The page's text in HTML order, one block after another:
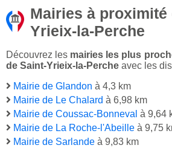
Mairies à proximité
Yrieix-la-Perche
Découvrez les mairies les plus
de Saint-Yrieix-la-Perche avec les
Mairie de Glandon à 4,3 km
Mairie de Le Chalard à 6,98 km
Mairie de Coussac-Bonneval à 9,64
Mairie de La Roche-l'Abeille à 9,75
Mairie de Sarlande à 9,83 km